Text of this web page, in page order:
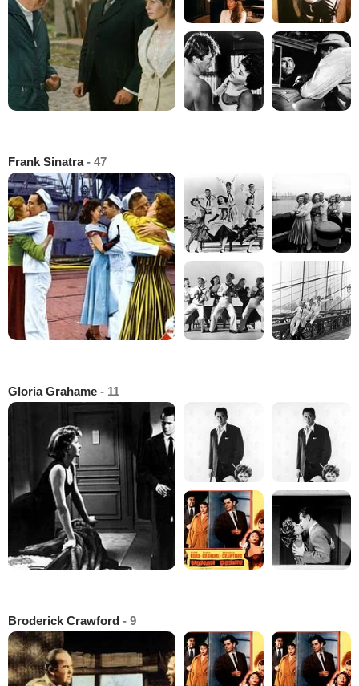
Frank Sinatra- 47
Gloria Grahame - 11
Broderick Crawford - 9